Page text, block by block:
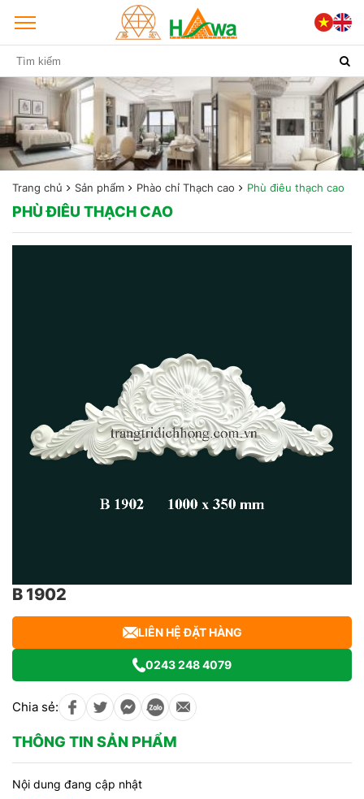
Trang chủ Sản phẩm Phào chỉ Thạch cao Phù điêu thạch cao
PHÙ ĐIÊU THẠCH CAO
B 1902
LIÊN HỆ ĐẶT HÀNG
0243 248 4079
Chia sẻ:
THÔNG TIN SẢN PHẨM
Nội dung đang cập nhật